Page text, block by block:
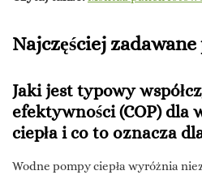
Najczęściej
Jaki jest typowy
efektywności (COP) dla
ciepła i co to oznacza
Wodne pompy ciepła wyróżnia